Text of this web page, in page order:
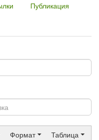
Публикация
Формат
Таблица